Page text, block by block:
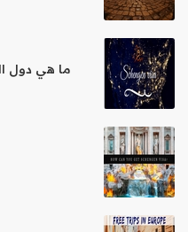
ما هي دول